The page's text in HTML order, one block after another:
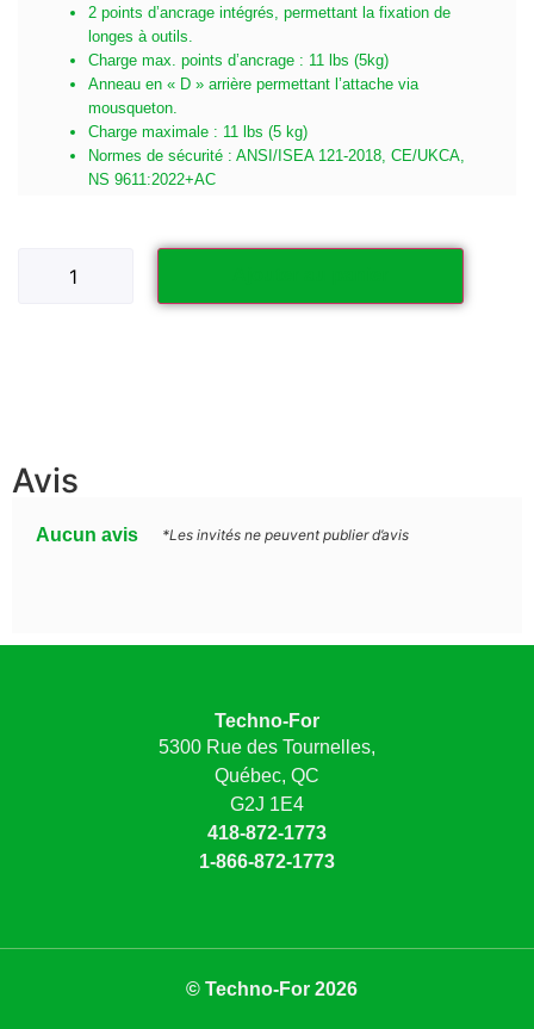
2 points d’ancrage intégrés, permettant la fixation de
longes à outils.
Charge max. points d’ancrage : 11 lbs (5kg)
Anneau en « D » arrière permettant l’attache via
mousqueton.
Charge maximale : 11 lbs (5 kg)
Normes de sécurité : ANSI/ISEA 121-2018, CE/UKCA,
NS 9611:2022+AC
Avis
Aucun avis *Les invités ne peuvent publier d’avis
Techno-For
5300 Rue des Tournelles,
Québec, QC
G2J 1E4
418-872-1773
1-866-872-1773
© Techno-For 2026